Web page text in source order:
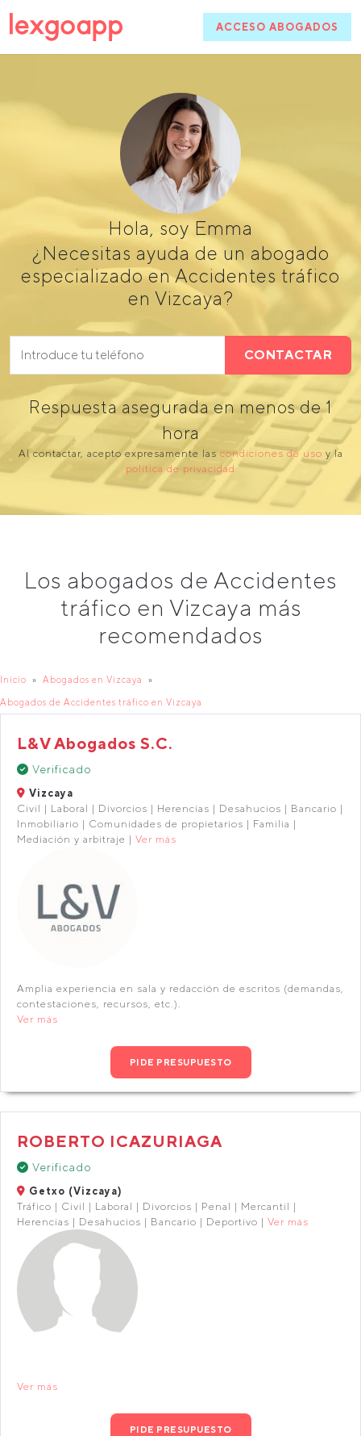
ACCESO ABOGADOS
Hola, soy Emma
¿Necesitas ayuda de un abogado
especializado en Accidentes tráfico
en Vizcaya?
CONTACTAR
Respuesta asegurada en menos de 1
hora
Al contactar, acepto expresamente las condiciones de uso y la
política de privacidad
Los abogados de Accidentes
tráfico en Vizcaya más
recomendados
Inicio Abogados en Vizcaya
Abogados de Accidentes tráfico en Vizcaya
L&V Abogados S.C.
Verificado
Vizcaya
Civil | Laboral | Divorcios | Herencias | Desahucios | Bancario |
Inmobiliario | Comunidades de propietarios | Familia |
Mediación y arbitraje | Ver más
Amplia experiencia en sala y redacción de escritos (demandas,
contestaciones, recursos, etc.).
Ver más
PIDE PRESUPUESTO
ROBERTO ICAZURIAGA
Verificado
Getxo (Vizcaya)
Tráfico | Civil | Laboral | Divorcios | Penal | Mercantil |
Herencias | Desahucios | Bancario | Deportivo | Ver más
Ver más
PIDE PRESUPUESTO